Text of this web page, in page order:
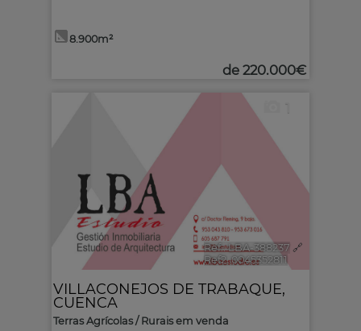
8.900m²
de 220.000€
1
Ref.. LBA-388237 🔗
Ref2. 0045352811
VILLACONEJOS DE TRABAQUE,
CUENCA
Terras Agrícolas / Rurais em venda